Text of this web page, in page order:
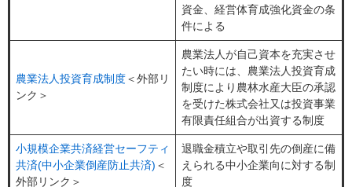
資金、経営体育成強化資金の条
件による
農業法人投資育成制度＜外部リ
ンク＞
農業法人が自己資本を充実させ
たい時には、農業法人投資育成
制度により農林水産大臣の承認
を受けた株式会社又は投資事業
有限責任組合が出資する制度
小規模企業共済経営セーフティ
共済(中小企業倒産防止共済) ＜
外部リンク＞
退職金積立や取引先の倒産に備
えられる中小企業向に対する制
度